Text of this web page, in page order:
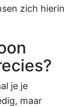
zich hierin
je je
maar